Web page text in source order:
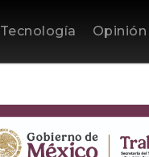
Tecnología Opinión